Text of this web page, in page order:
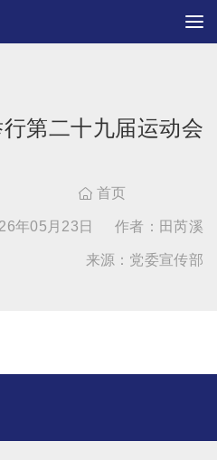
第二十九届运动会
 首页
年05月23日 作者：田芮溪
来源：党委宣传部